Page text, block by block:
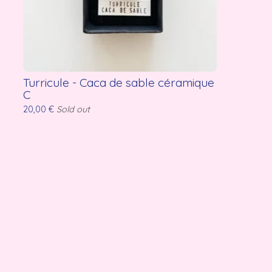
Turricule - Caca de sable céramique
C
20,00 € Sold out